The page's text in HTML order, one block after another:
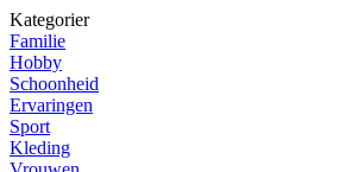
Kategorier
Familie
Hobby
Schoonheid
Ervaringen
Sport
Kleding